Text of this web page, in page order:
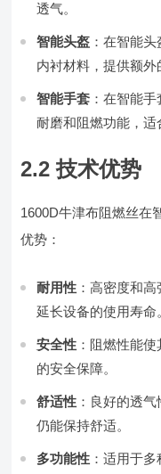
透气。
智能头盔 ：在智能
内衬材料，提供额外
智能手套 ：在智能
耐磨和阻燃功能，适
2.2 技术优势
1600D牛津布阻燃丝在
优势：
耐用性 ：高密度和
延长设备的使用寿命
安全性 ：阻燃性能
的安全保障。
舒适性 ：良好的透
仍能保持舒适。
多功能性 ：适用于